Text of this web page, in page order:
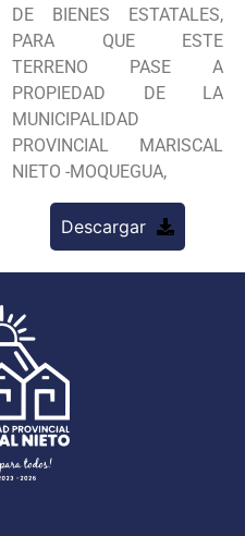
DE BIENES ESTATALES,
PARA QUE ESTE
TERRENO PASE A
PROPIEDAD DE LA
MUNICIPALIDAD
PROVINCIAL MARISCAL
NIETO -MOQUEGUA,
Descargar